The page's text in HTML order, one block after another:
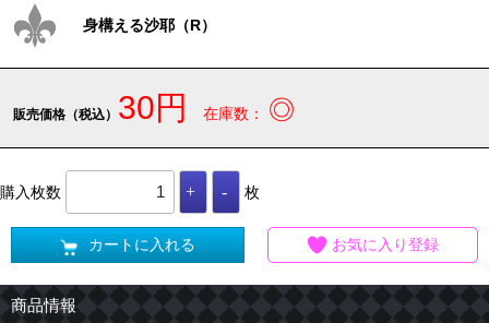
身構える沙耶（R）
販売価格（税込） 30円 在庫数： ◎
購入枚数 枚
カートに入れる お気に入り登録
商品情報